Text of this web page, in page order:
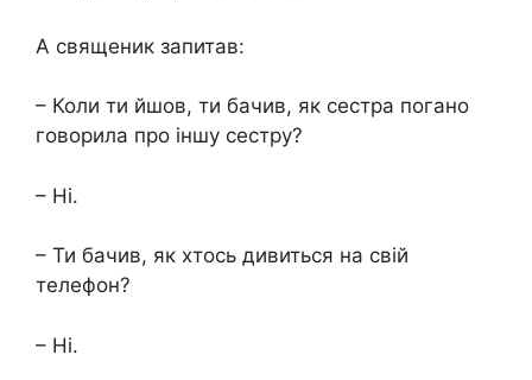
А священик запитав:
– Коли ти йшов, ти бачив, як сестра погано
говорила про іншу сестру?
– Ні.
– Ти бачив, як хтось дивиться на свій
телефон?
– Ні.